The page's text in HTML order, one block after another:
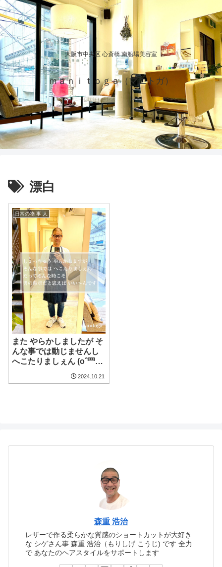
大阪市中央区 心斎橋 南船場美容室
ｍａｎｉｔｏｇａ（マニトガ）
漂白
日常の物 事 人
また やらかしましたが そ
んな事では動じませんし
へこたりましぇん (oˆ罒
2024.10.21
森重 浩治
レザーで作る柔らかな質感のショートカットが大好き
な シゲさん事 森重 浩治（もりしげ こうじ) です 全力
で あなたのヘアスタイルをサポートします